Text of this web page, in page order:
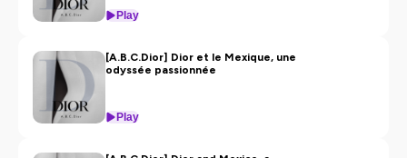
Play
[A.B.C.Dior] Dior et le Mexique, une
odyssée passionnée
Play